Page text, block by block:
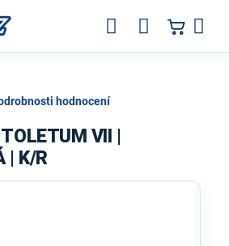
hodnocení
VII |
| K/R